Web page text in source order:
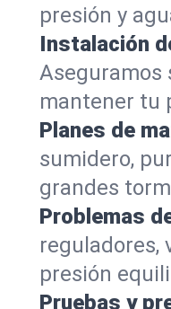
presión y
Instalación
Aseguramos
mantener tu
Planes de
sumidero,
grandes
Problemas
reguladores,
presión
Pruebas y